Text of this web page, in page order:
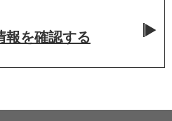
報を確認する